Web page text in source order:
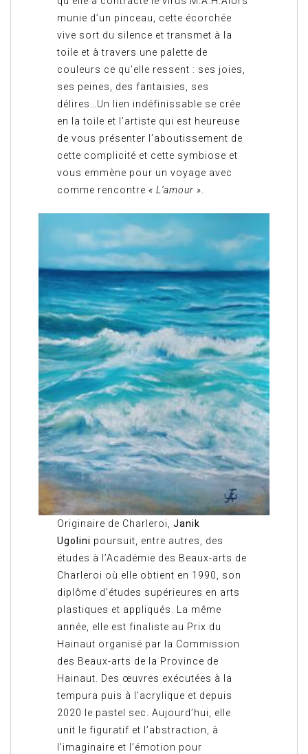
munie d’un pinceau, cette écorchée
vive sort du silence et transmet à la
toile et à travers une palette de
couleurs ce qu’elle ressent : ses joies,
ses peines, des fantaisies, ses
délires…Un lien indéfinissable se crée
en la toile et l’artiste qui est heureuse
de vous présenter l’aboutissement de
cette complicité et cette symbiose et
vous emmène pour un voyage avec
comme rencontre « L’amour »
Originaire de Charleroi, Janik
Ugolini poursuit, entre autres, des
études à l’Académie des Beaux-arts de
Charleroi où elle obtient en 1990, son
diplôme d’études supérieures en arts
plastiques et appliqués. La même
année, elle est finaliste au Prix du
Hainaut organisé par la Commission
des Beaux-arts de la Province de
Hainaut. Des œuvres exécutées à la
tempura puis à l’acrylique et depuis
2020 le pastel sec. Aujourd’hui, elle
unit le figuratif et l’abstraction, à
l’imaginaire et l’émotion pour